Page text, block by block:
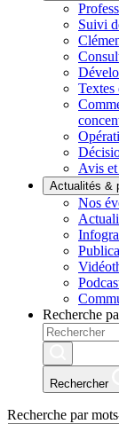
Suivi
Textes
Avis
Actualités &
Nos
Recherche
Rechercher
Recherche par